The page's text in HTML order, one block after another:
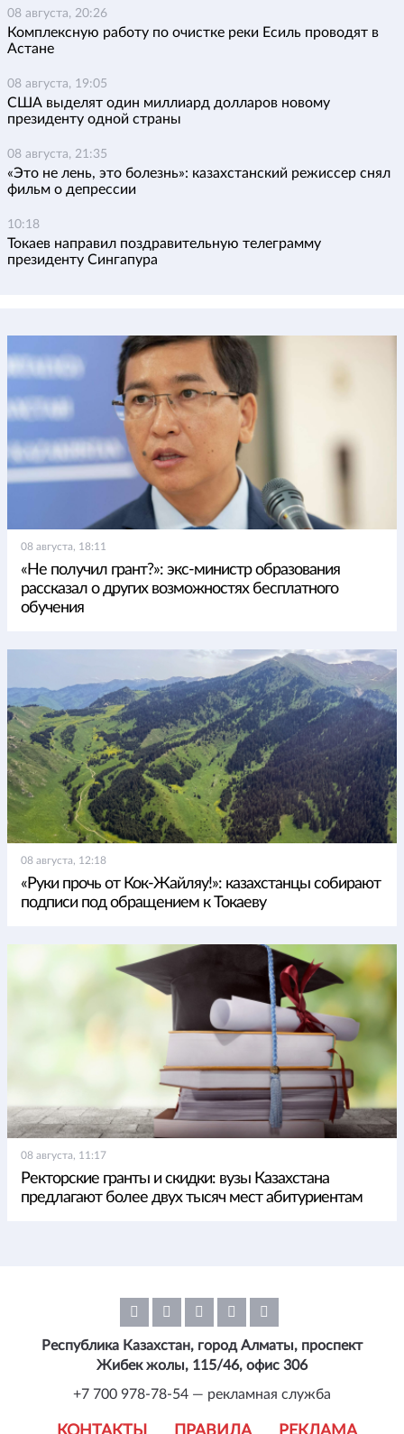
08 августа, 20:26
Комплексную работу по очистке реки Есиль проводят в
Астане
08 августа, 19:05
США выделят один миллиард долларов новому
президенту одной страны
08 августа, 21:35
«Это не лень, это болезнь»: казахстанский режиссер снял
фильм о депрессии
10:18
Токаев направил поздравительную телеграмму
президенту Сингапура
08 августа, 18:11
«Не получил грант?»: экс-министр образования
рассказал о других возможностях бесплатного
обучения
08 августа, 12:18
«Руки прочь от Кок-Жайляу!»: казахстанцы собирают
подписи под обращением к Токаеву
08 августа, 11:17
Ректорские гранты и скидки: вузы Казахстана
предлагают более двух тысяч мест абитуриентам
Республика Казахстан, город Алматы, проспект
Жибек жолы, 115/46, офис 306
+7 700 978-78-54 — рекламная служба